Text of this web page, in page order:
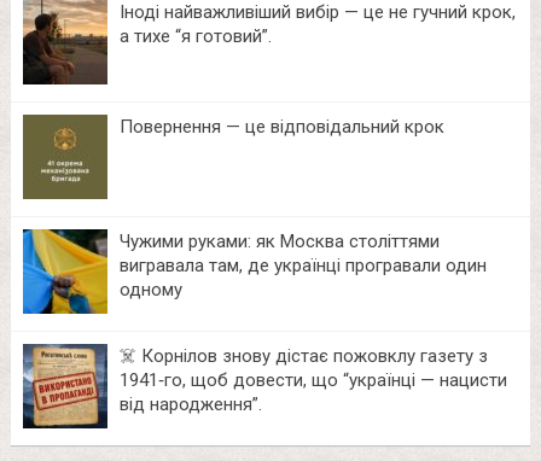
Іноді найважливіший вибір — це не гучний крок,
а тихе “я готовий”.
Повернення — це відповідальний крок
Чужими руками: як Москва століттями
вигравала там, де українці програвали один
одному
☠️ Корнілов знову дістає пожовклу газету з
1941‑го, щоб довести, що “українці — нацисти
від народження”.